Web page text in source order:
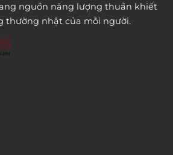
nguồn năng lượng thuần khiết
thường nhật của mỗi người.